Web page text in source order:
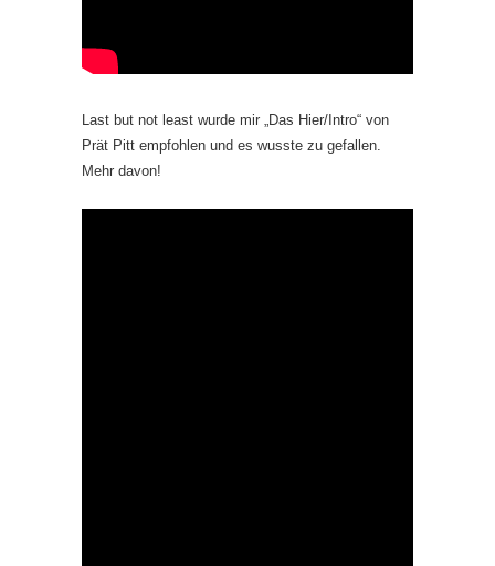
Last but not least wurde mir „Das Hier/Intro“ von
Prät Pitt empfohlen und es wusste zu gefallen.
Mehr davon!